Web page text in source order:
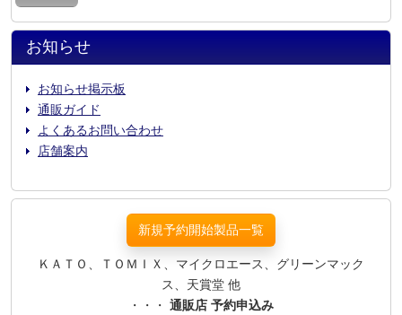
お知らせ
お知らせ掲示板
通販ガイド
よくあるお問い合わせ
店舗案内
新規予約開始製品一覧
ＫＡＴＯ、ＴＯＭＩＸ、マイクロエース、グリーンマック
ス、天賞堂 他
・・・ 通販店 予約申込み